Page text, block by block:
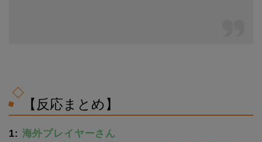
【反応まとめ】
1: 海外プレイヤーさん